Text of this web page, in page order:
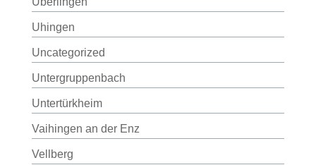
Uhingen
Uncategorized
Untergruppenbach
Untertürkheim
Vaihingen an der Enz
Vellberg